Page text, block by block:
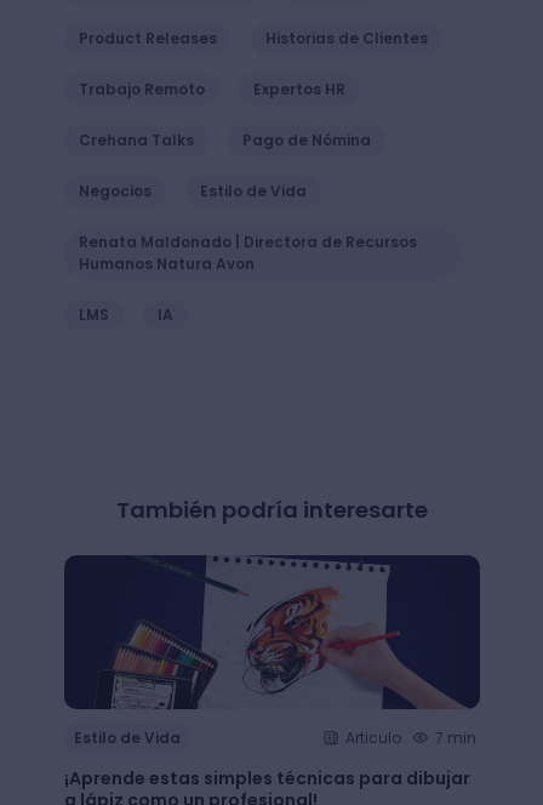
Product Releases Historias de Clientes
Trabajo Remoto Expertos HR
Crehana Talks Pago de Nómina
Negocios Estilo de Vida
Renata Maldonado | Directora de Recursos
Humanos Natura Avon
LMS IA
También podría interesarte
Estilo de Vida Articulo 7 min.
¡Aprende estas simples técnicas para dibujar
a lápiz como un profesional!